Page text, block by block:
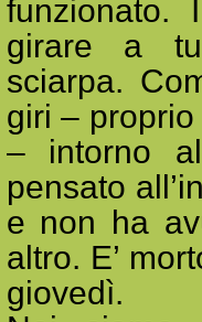
funzionato.
girare a
sciarpa.
giri –
– intorno
pensato
e non ha
altro. E’
giovedì.